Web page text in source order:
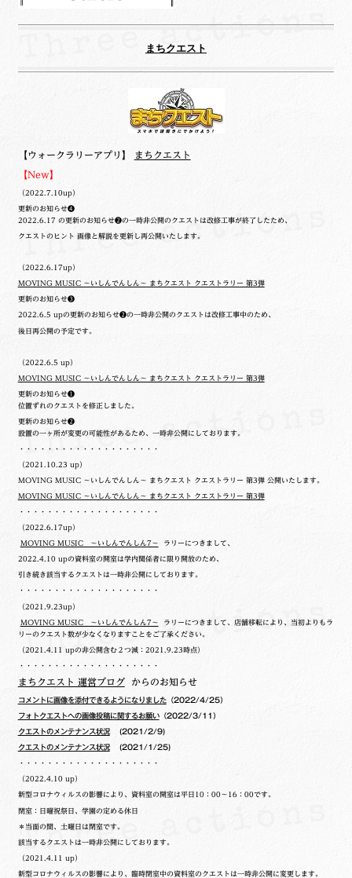
まちクエスト
【ウォークラリーアプリ】 まちクエスト
【New】
（2022.7.10up）
更新のお知らせ❹
2022.6.17 の更新のお知らせ❷の一時非公開のクエストは改修工事が終了したため、
クエストのヒント 画像と解説を更新し再公開いたします。
（2022.6.17up）
MOVING MUSIC ～いしんでんしん～ まちクエスト クエストラリー 第3弾
更新のお知らせ❸
2022.6.5 upの更新のお知らせ❷の一時非公開のクエストは改修工事中のため、
後日再公開の予定です。
（2022.6.5 up）
MOVING MUSIC ～いしんでんしん～ まちクエスト クエストラリー 第3弾
更新のお知らせ❶
位置ずれのクエストを修正しました。
更新のお知らせ❷
設置の一ヶ所が変更の可能性があるため、一時非公開にしております。
・・・・・・・・・・・・・・・・・・・・
（2021.10.23 up）
MOVING MUSIC ～いしんでんしん～ まちクエスト クエストラリー 第3弾 公開いたします。
MOVING MUSIC ～いしんでんしん～ まちクエスト クエストラリー 第3弾
・・・・・・・・・・・・・・・・・・・・
（2022.6.17up）
MOVING MUSIC ～いしんでんしん7～ ラリーにつきまして、
2022.4.10 upの 資料室の開室は学内関係者に限り開放のため、
引き続き該当するクエストは一時非公開にしております。
・・・・・・・・・・・・・・・・・・・・
（2021.9.23up）
MOVING MUSIC ～いしんでんしん7～ ラリーにつきまして、店舗移転により、当初よりもラ
リーのクエスト数が少なくなりますことをご了承ください。
（2021.4.11 upの非公開含む２つ減：2021.9.23時点）
・・・・・・・・・・・・・・・・・・・・
まちクエスト 運営ブログからのお知らせ
コメントに画像を添付できるようになりました（2022/4/25）
フォトクエストへの画像投稿に関するお願い（2022/3/11）
クエストのメンテナンス状況(2021/2/9)
クエストのメンテナンス状況(2021/1/25)
・・・・・・・・・・・・・・・・・・・・
（2022.4.10 up）
新型コロナウィルスの影響により、資料室の開室は平日10：00～16：00です。
閉室：日曜祝祭日、学園の定める休日
＊当面の間、土曜日は閉室です。
該当するクエストは一時非公開にしております。
（2021.4.11 up）
新型コロナウィルスの影響により、臨時閉室中の資料室のクエストは一時非公開に変更します。